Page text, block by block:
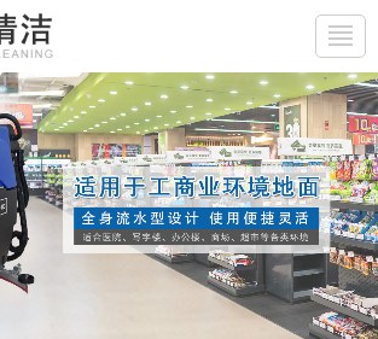
网站首页
产品展示
行业应用